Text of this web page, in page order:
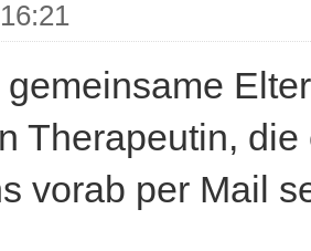
Therapeutin,
vorab per Mail